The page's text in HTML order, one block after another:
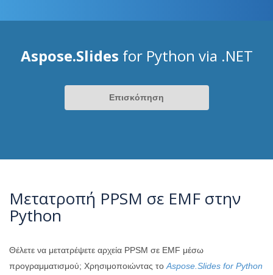
Aspose.Slides for Python via .NET
Επισκόπηση
Μετατροπή PPSM σε EMF στην
Python
Θέλετε να μετατρέψετε αρχεία PPSM σε EMF μέσω
προγραμματισμού; Χρησιμοποιώντας το Aspose.Slides for Python